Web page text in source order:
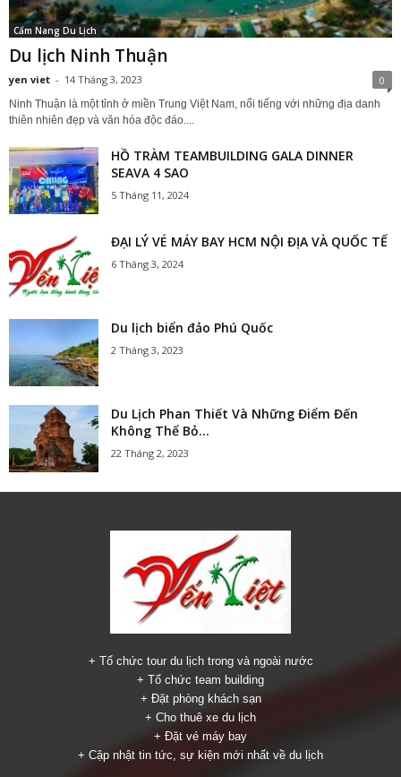
Cẩm Nang Du Lịch
Du lịch Ninh Thuận
yen viet - 14 Tháng 3, 2023 0
Ninh Thuận là một tỉnh ở miền Trung Việt Nam, nổi tiếng với những địa danh
thiên nhiên đẹp và văn hóa độc đáo....
HỒ TRÀM TEAMBUILDING GALA DINNER
SEAVA 4 SAO
5 Tháng 11, 2024
ĐẠI LÝ VÉ MÁY BAY HCM NỘI ĐỊA VÀ QUỐC TẾ
6 Tháng 3, 2024
Du lịch biển đảo Phú Quốc
2 Tháng 3, 2023
Du Lịch Phan Thiết Và Những Điểm Đến
Không Thể Bỏ...
22 Tháng 2, 2023
+ Tổ chức tour du lịch trong và ngoài nước
+ Tổ chức team building
+ Đặt phòng khách sạn
+ Cho thuê xe du lịch
+ Đặt vé máy bay
+ Cập nhật tin tức, sự kiện mới nhất về du lịch